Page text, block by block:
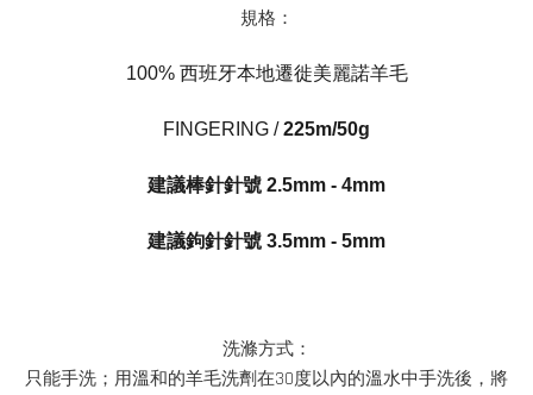
規格：
100%西班牙本地遷徙美麗諾羊毛
FINGERING /225m/50g
建議棒針針號 2.5mm - 4mm
建議鉤針針號 3.5mm - 5mm
洗滌方式：
只能手洗；用溫和的羊毛洗劑在30度以內的溫水中手洗後，將